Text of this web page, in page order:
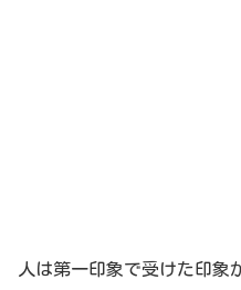
人は第一印象で受けた印象